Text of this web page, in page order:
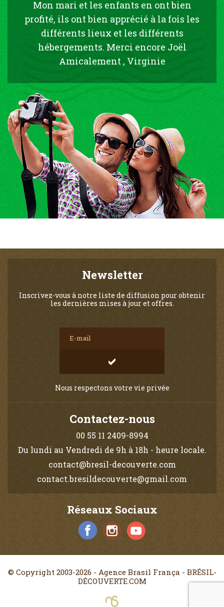
Mon mari et les enfants en ont bien
profité, ils ont bien apprécié à la fois les
différents lieux et les différents
hébergements. Merci encore Joël
Amicalement , Virginie
Newsletter
Inscrivez-vous à notre liste de diffusion pour obtenir
les dernières mises à jour et offres.
Nous respectons votre vie privée
Contactez-nous
00 55 11 2409-8994
Du lundi au Vendredi de 9h à 18h - heure locale.
contact@bresil-decouverte.com
contact.bresildecouverte@gmail.com
Réseaux Sociaux
© Copyright 2003-2026 - Agence Brasil França - BRÉSIL-
DÉCOUVERTE.COM